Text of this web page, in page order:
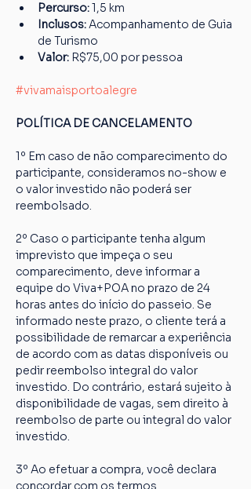
Percurso: 1,5 km
Inclusos: Acompanhamento de Guia
de Turismo
Valor: R$75,00 por pessoa
#vivamaisportoalegre
POLÍTICA DE CANCELAMENTO
1º Em caso de não comparecimento do
participante, consideramos no-show e
o valor investido não poderá ser
reembolsado.
2º Caso o participante tenha algum
imprevisto que impeça o seu
comparecimento, deve informar a
equipe do Viva+POA no prazo de 24
horas antes do início do passeio. Se
informado neste prazo, o cliente terá a
possibilidade de remarcar a experiência
de acordo com as datas disponíveis ou
pedir reembolso integral do valor
investido. Do contrário, estará sujeito à
disponibilidade de vagas, sem direito à
reembolso de parte ou integral do valor
investido.
3º Ao efetuar a compra, você declara
concordar com os termos